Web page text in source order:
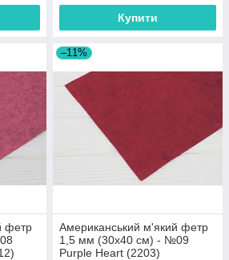
Купити
фетр
–11%
Американський м'який фетр
1,5 мм (30х40 см) - №09
Purple Heart (2203)